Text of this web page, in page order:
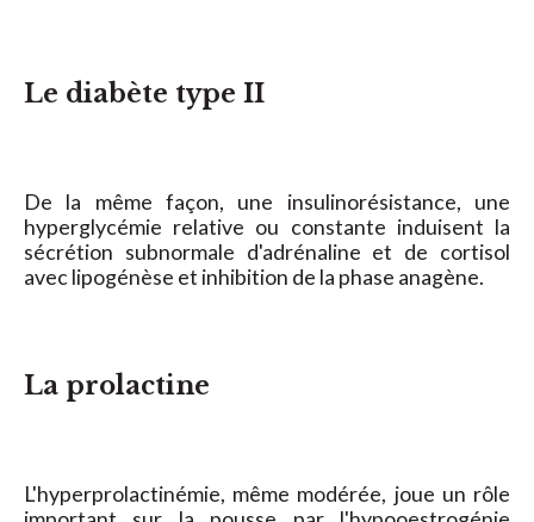
Le diabète type II
De la même façon, une insulinorésistance, une
hyperglycémie relative ou constante induisent la
sécrétion subnormale d'adrénaline et de cortisol
avec lipogénèse et inhibition de la phase anagène.
La prolactine
L'hyperprolactinémie, même modérée, joue un rôle